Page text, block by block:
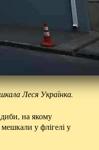
Леся Українка.
на якому
у флігелі у